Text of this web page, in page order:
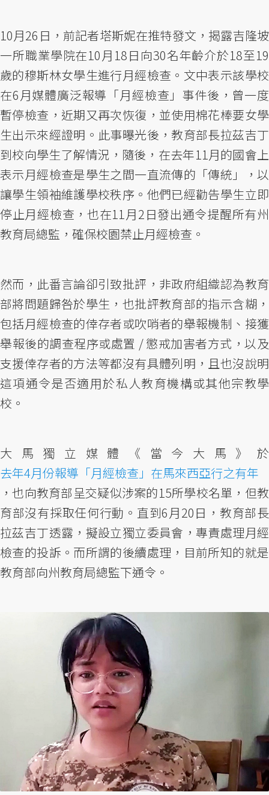
10月26日，前記者塔斯妮在推特發文，揭露吉隆坡
一所職業學院在10月18日向30名年齡介於18至19
歲的穆斯林女學生進行月經檢查。文中表示該學校
在6月媒體廣泛報導「月經檢查」事件後，曾一度
暫停檢查，近期又再次恢復，並使用棉花棒要女學
生出示來經證明。此事曝光後，教育部長拉茲吉丁
到校向學生了解情況，隨後，在去年11月的國會上
表示月經檢查是學生之間一直流傳的「傳統」，以
讓學生領袖維護學校秩序。他們已經勸告學生立即
停止月經檢查，也在11月2日發出通令提醒所有州
教育局總監，確保校園禁止月經檢查。
然而，此番言論卻引致批評，非政府組織認為教育
部將問題歸咎於學生，也批評教育部的指示含糊，
包括月經檢查的倖存者或吹哨者的舉報機制、接獲
舉報後的調查程序或處置 / 懲戒加害者方式，以及
支援倖存者的方法等都沒有具體列明，且也沒說明
這項通令是否適用於私人教育機構或其他宗教學
校。
大馬獨立媒體《當今大馬》於
去年4月份報導「月經檢查」在馬來西亞行之有年
，也向教育部呈交疑似涉案的15所學校名單，但教
育部沒有採取任何行動。直到6月20日，教育部長
拉茲吉丁透露，擬設立獨立委員會，專責處理月經
檢查的投訴。而所謂的後續處理，目前所知的就是
教育部向州教育局總監下通令。